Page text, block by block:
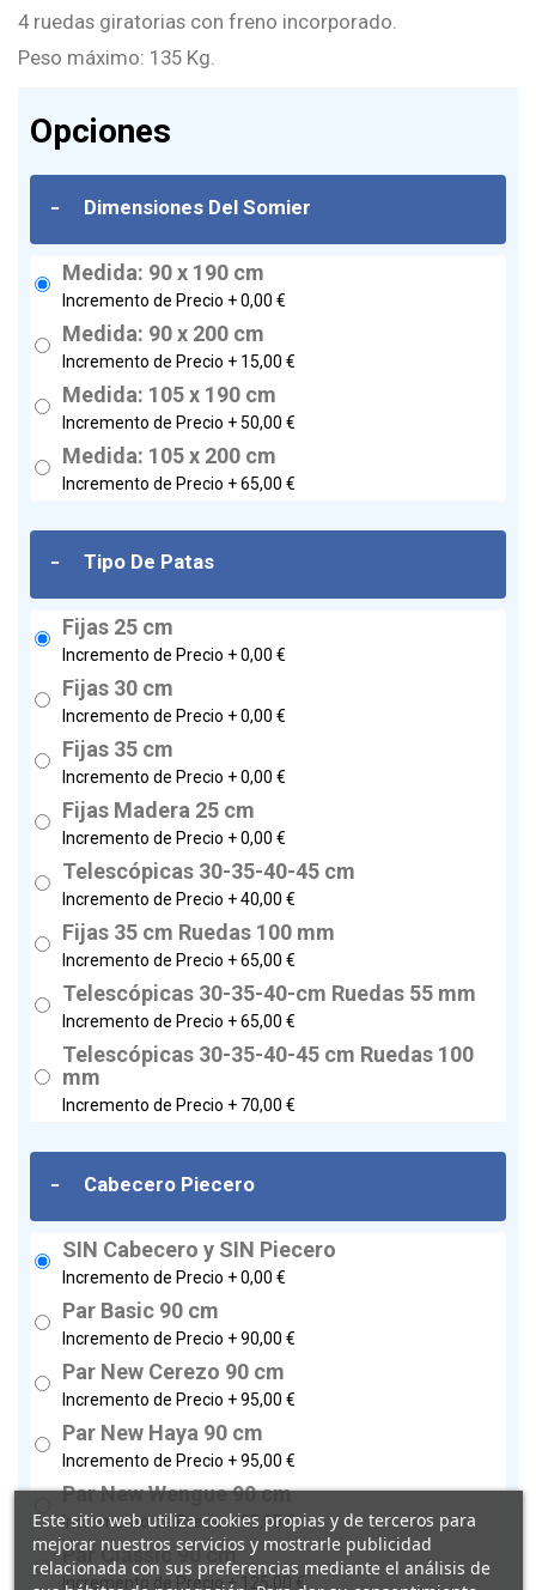
4 ruedas giratorias con freno incorporado.
Peso máximo: 135 Kg.
Opciones
- Dimensiones Del Somier
Medida: 90 x 190 cm
Incremento de Precio +0,00 €
Medida: 90 x 200 cm
Incremento de Precio + 15,00 €
Medida: 105 x 190 cm
Incremento de Precio +50,00 €
Medida: 105 x 200 cm
Incremento de Precio +65,00 €
- Tipo De Patas
Fijas 25 cm
Incremento de Precio +0,00 €
Fijas 30 cm
Incremento de Precio +0,00 €
Fijas 35 cm
Incremento de Precio +0,00 €
Fijas Madera 25 cm
Incremento de Precio +0,00 €
Telescópicas 30-35-40-45 cm
Incremento de Precio +40,00 €
Fijas 35 cm Ruedas 100 mm
Incremento de Precio +65,00 €
Telescópicas 30-35-40-cm Ruedas 55 mm
Incremento de Precio +65,00 €
Telescópicas 30-35-40-45 cm Ruedas 100
mm
Incremento de Precio + 70,00 €
- Cabecero Piecero
SIN Cabecero y SIN Piecero
Incremento de Precio +0,00 €
Par Basic 90 cm
Incremento de Precio +90,00 €
Par New Cerezo 90 cm
Incremento de Precio +95,00 €
Par New Haya 90 cm
Incremento de Precio +95,00 €
Par New Wengue 90 cm
Incremento de Precio +95,00 €
Par Classic 90 cm
Incremento de Precio + 125,00 €
Este sitio web utiliza cookies propias y de terceros para
mejorar nuestros servicios y mostrarle publicidad
relacionada con sus preferencias mediante el análisis de